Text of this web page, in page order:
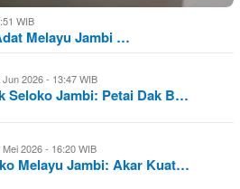
WIB
Melayu Jambi …
Jun 2026 - 13:47 WIB
Seloko Jambi: Petai Dak B…
Mei 2026 - 16:20 WIB
Melayu Jambi: Akar Kuat…